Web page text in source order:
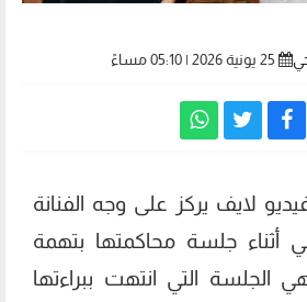
لايف يركز على وجه الفنانة
أثناء جلسة محاكمتها بتهمة
الجلسة التي انتهت ببراءتها